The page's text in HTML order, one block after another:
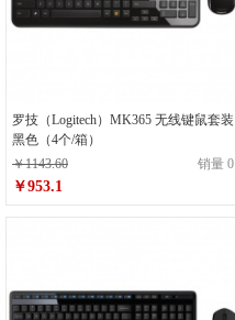
罗技（Logitech）MK365 无线键鼠套装
黑色（4个/箱）
￥1143.60
销量 0
￥953.1